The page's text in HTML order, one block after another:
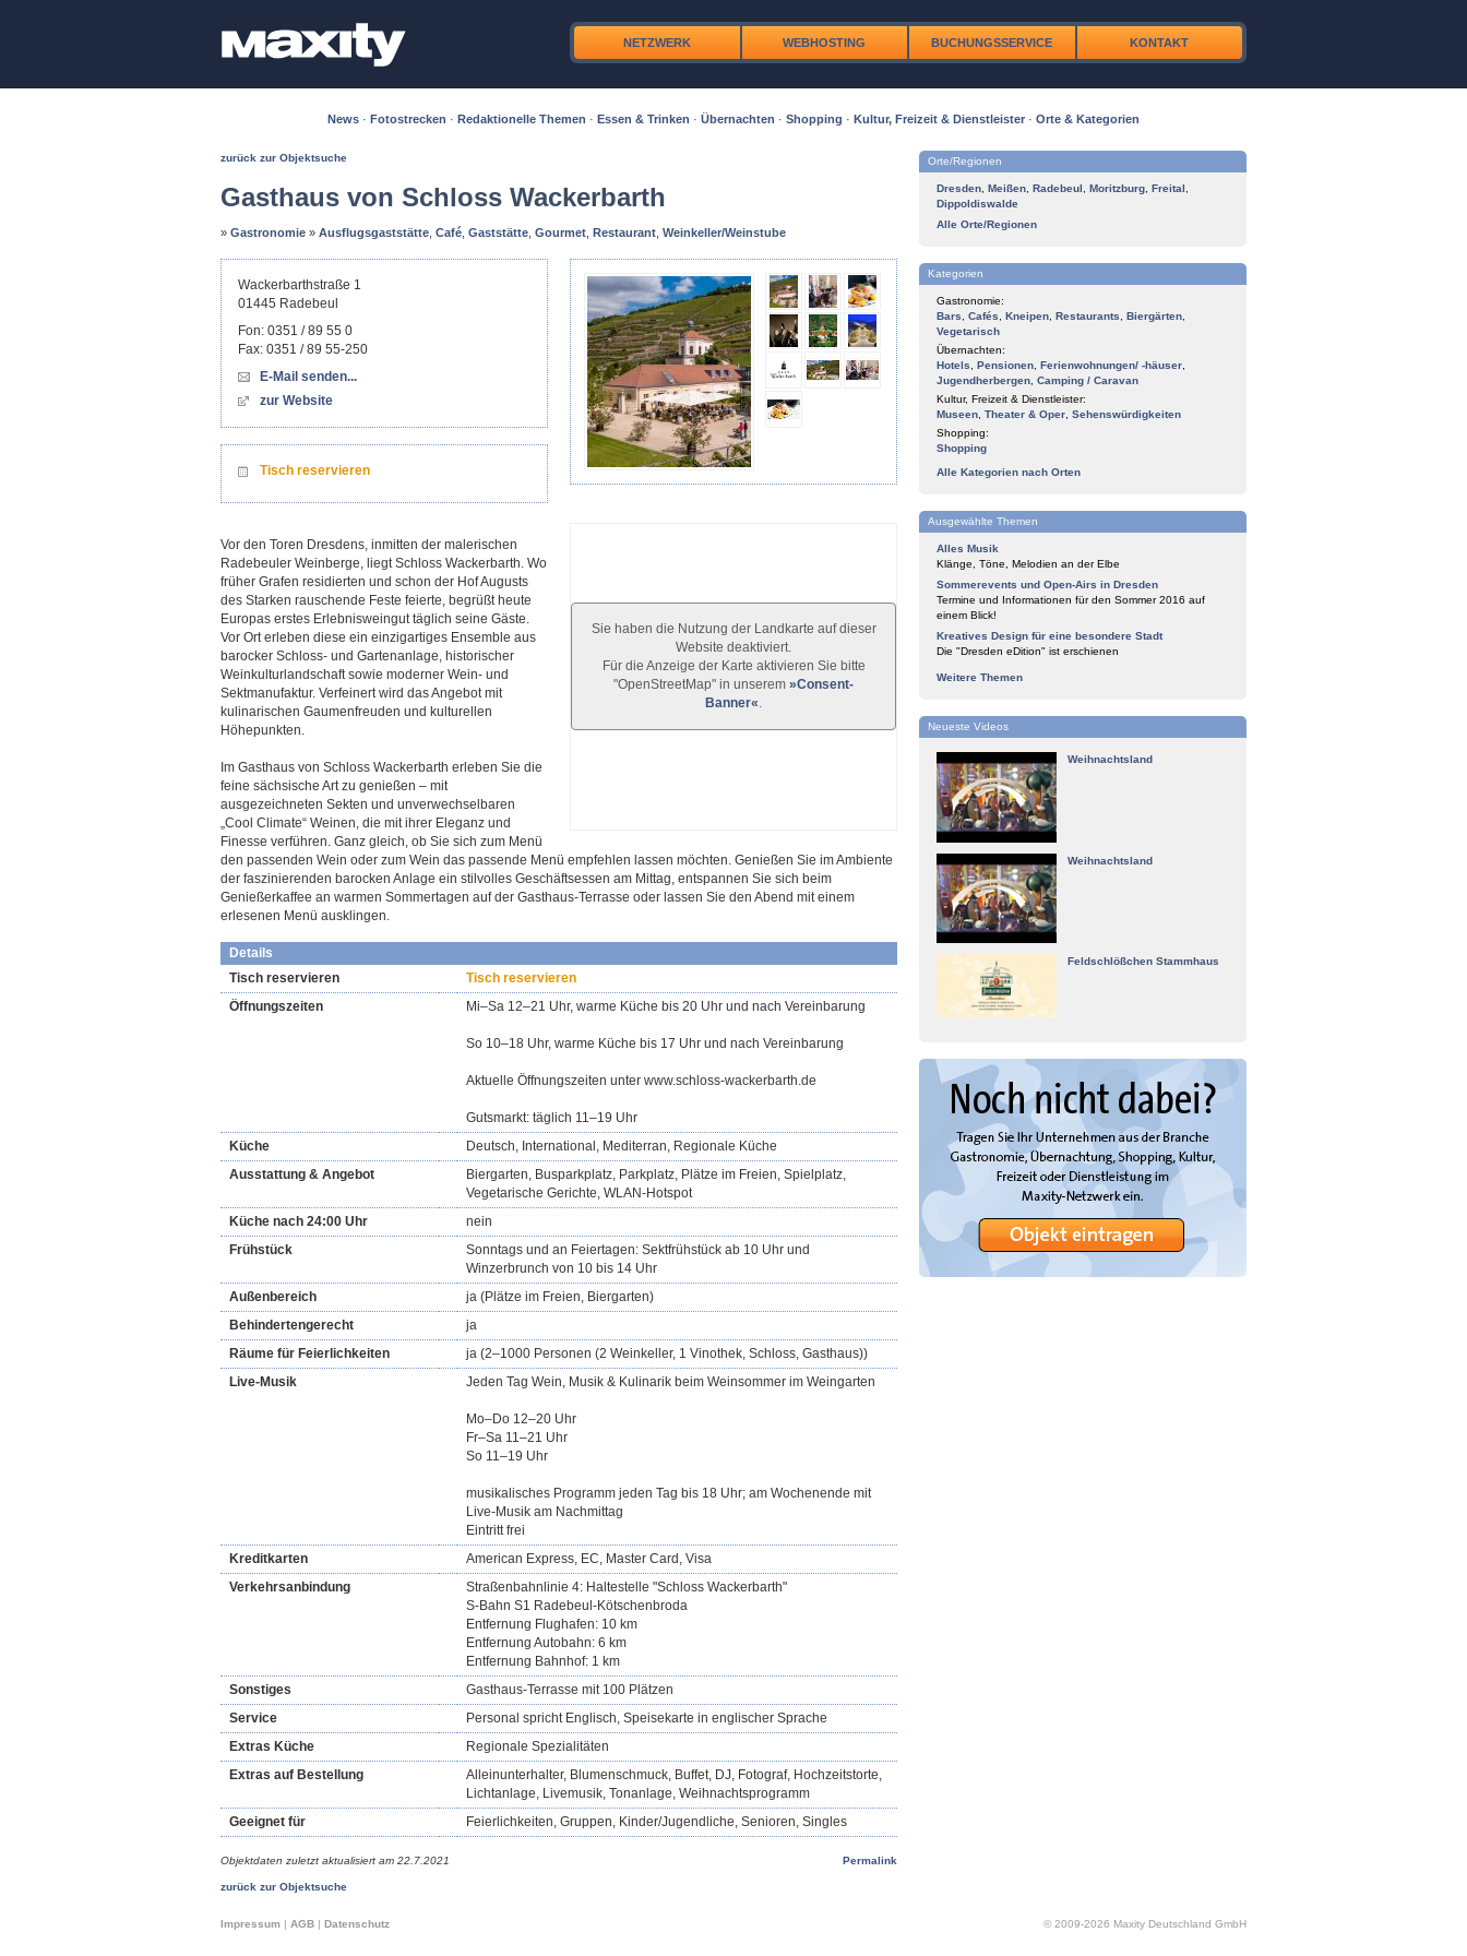
NETZWERK WEBHOSTING BUCHUNGSSERVICE KONTAKT
News · Fotostrecken · Redaktionelle Themen · Essen & Trinken · Übernachten · Shopping · Kultur, Freizeit & Dienstleister · Orte & Kategorien
zurück zur Objektsuche
Gasthaus von Schloss Wackerbarth
» Gastronomie » Ausflugsgaststätte Café Gaststätte Gourmet Restaurant Weinkeller/Weinstube
Sie haben die Nutzung der Landkarte auf dieser
Website deaktiviert.
Für die Anzeige der Karte aktivieren Sie bitte
"OpenStreetMap" in unserem »Consent-
Banner«
Wackerbarthstraße 1
01445 Radebeul
Fon: 0351 / 89 55 0
Fax: 0351 / 89 55-250
E-Mail senden...
zur Website
Tisch reservieren
Vor den Toren Dresdens, inmitten der malerischen
Radebeuler Weinberge, liegt Schloss Wackerbarth. Wo
früher Grafen residierten und schon der Hof Augusts
des Starken rauschende Feste feierte, begrüßt heute
Europas erstes Erlebnisweingut täglich seine Gäste.
Vor Ort erleben diese ein einzigartiges Ensemble aus
barocker Schloss- und Gartenanlage, historischer
Weinkulturlandschaft sowie moderner Wein- und
Sektmanufaktur. Verfeinert wird das Angebot mit
kulinarischen Gaumenfreuden und kulturellen
Höhepunkten.
Im Gasthaus von Schloss Wackerbarth erleben Sie die
feine sächsische Art zu genießen – mit
ausgezeichneten Sekten und unverwechselbaren
„Cool Climate“ Weinen, die mit ihrer Eleganz und
Finesse verführen. Ganz gleich, ob Sie sich zum Menü
den passenden Wein oder zum Wein das passende Menü empfehlen lassen möchten. Genießen Sie im Ambiente
der faszinierenden barocken Anlage ein stilvolles Geschäftsessen am Mittag, entspannen Sie sich beim
Genießerkaffee an warmen Sommertagen auf der Gasthaus-Terrasse oder lassen Sie den Abend mit einem
erlesenen Menü ausklingen.
Details
Tisch reservieren
Tisch reservieren
Öffnungszeiten
Mi–Sa 12–21 Uhr, warme Küche bis 20 Uhr und nach Vereinbarung
So 10–18 Uhr, warme Küche bis 17 Uhr und nach Vereinbarung
Aktuelle Öffnungszeiten unter www.schloss-wackerbarth.de
Gutsmarkt: täglich 11–19 Uhr
Küche
Deutsch, International, Mediterran, Regionale Küche
Ausstattung & Angebot
Biergarten, Busparkplatz, Parkplatz, Plätze im Freien, Spielplatz,
Vegetarische Gerichte, WLAN-Hotspot
Küche nach 24:00 Uhr
nein
Frühstück
Sonntags und an Feiertagen: Sektfrühstück ab 10 Uhr und
Winzerbrunch von 10 bis 14 Uhr
Außenbereich
ja (Plätze im Freien, Biergarten)
Behindertengerecht
ja
Räume für Feierlichkeiten
ja (2–1000 Personen (2 Weinkeller, 1 Vinothek, Schloss, Gasthaus))
Live-Musik
Jeden Tag Wein, Musik & Kulinarik beim Weinsommer im Weingarten
Mo–Do 12–20 Uhr
Fr–Sa 11–21 Uhr
So 11–19 Uhr
musikalisches Programm jeden Tag bis 18 Uhr; am Wochenende mit
Live-Musik am Nachmittag
Eintritt frei
Kreditkarten
American Express, EC, Master Card, Visa
Verkehrsanbindung
Straßenbahnlinie 4: Haltestelle "Schloss Wackerbarth"
S-Bahn S1 Radebeul-Kötschenbroda
Entfernung Flughafen: 10 km
Entfernung Autobahn: 6 km
Entfernung Bahnhof: 1 km
Sonstiges
Gasthaus-Terrasse mit 100 Plätzen
Service
Personal spricht Englisch, Speisekarte in englischer Sprache
Extras Küche
Regionale Spezialitäten
Extras auf Bestellung
Alleinunterhalter, Blumenschmuck, Buffet, DJ, Fotograf, Hochzeitstorte,
Lichtanlage, Livemusik, Tonanlage, Weihnachtsprogramm
Geeignet für
Feierlichkeiten, Gruppen, Kinder/Jugendliche, Senioren, Singles
Objektdaten zuletzt aktualisiert am 22.7.2021 Permalink
zurück zur Objektsuche
Orte/Regionen
Dresden Meißen Radebeul Moritzburg Freital
Dippoldiswalde
Alle Orte/Regionen
Kategorien
Gastronomie:
Bars
Cafés Kneipen Restaurants Biergärten
Vegetarisch
Übernachten:
Hotels
Pensionen Ferienwohnungen/ -häuser
Jugendherbergen Camping / Caravan
Kultur, Freizeit & Dienstleister:
Museen Theater & Oper Sehenswürdigkeiten
Shopping:
Shopping
Alle Kategorien nach Orten
Ausgewählte Themen
Alles Musik
Klänge, Töne, Melodien an der Elbe
Sommerevents und Open-Airs in Dresden
Termine und Informationen für den Sommer 2016 auf
einem Blick!
Kreatives Design für eine besondere Stadt
Die "Dresden eDition" ist erschienen
Weitere Themen
Neueste Videos
Weihnachtsland
Weihnachtsland
Feldschlößchen Stammhaus
Impressum | AGB | Datenschutz © 2009-2026 Maxity Deutschland GmbH